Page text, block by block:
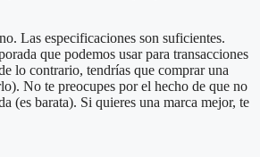
Las especificaciones son suficientes.
que podemos usar para transacciones
lo contrario, tendrías que comprar una
No te preocupes por el hecho de que no
(es barata). Si quieres una marca mejor, te